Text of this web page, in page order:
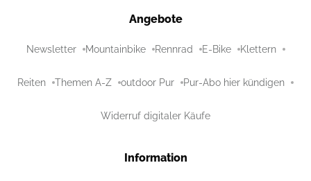
Angebote
Newsletter Mountainbike Rennrad E-Bike Klettern
Reiten Themen A-Z outdoor Pur Pur-Abo hier kündigen
Widerruf digitaler Käufe
Information